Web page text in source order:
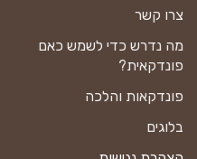
צרו קשר
מה נדרש כדי לשמש כאם
פונדקאית?
פונדקאות והלכה
בלוגים